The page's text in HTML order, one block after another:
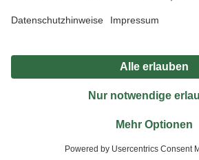
Produkte nur solange der Vorrat reicht.
*Paketversand ab 59 € versandkostenfrei, gilt nicht für
Privatsphäre Impressum
Nutzungsbedingungen
Widerrufsrecht
© 2026 toom Baumarkt GmbH